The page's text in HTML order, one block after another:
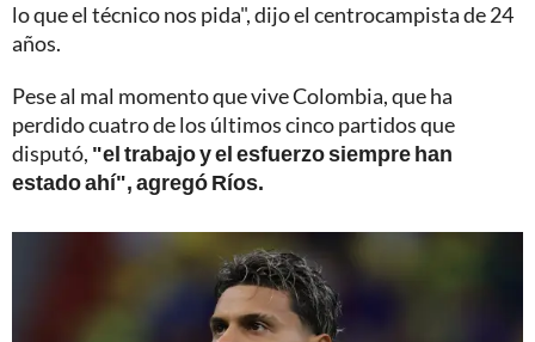
lo que el técnico nos pida", dijo el centrocampista de 24
años.
Pese al mal momento que vive Colombia, que ha
perdido cuatro de los últimos cinco partidos que
disputó, "el trabajo y el esfuerzo siempre han
estado ahí", agregó Ríos.